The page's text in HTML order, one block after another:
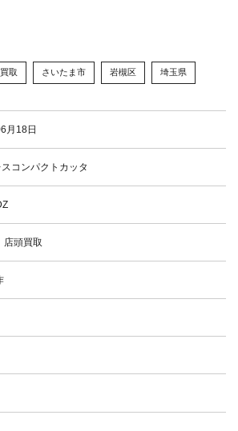
取 さいたま市 岩槻区 埼玉県
月18日
コンパクトカッタ
頭買取